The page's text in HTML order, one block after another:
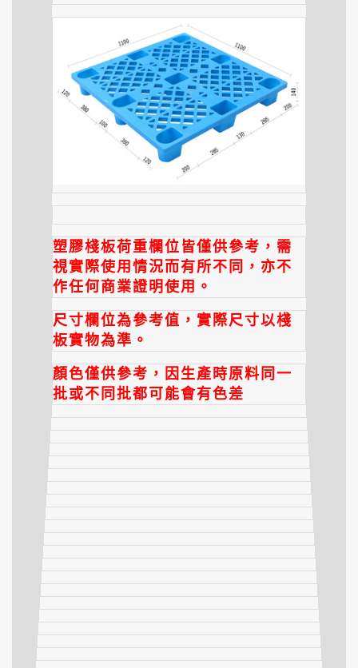
塑膠棧板荷重欄位皆僅供參考，需
視實際使用情況而有所不同，亦不
作任何商業證明使用。
尺寸欄位為參考值，實際尺寸以棧
板實物為準。
顏色僅供參考，因生產時原料同一
批或不同批都可能會有色差